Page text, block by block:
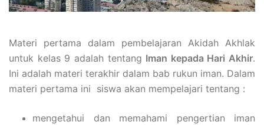
Materi pertama dalam pembelajaran Akidah Akhlak
untuk kelas 9 adalah tentang Iman kepada Hari Akhir.
Ini adalah materi terakhir dalam bab rukun iman. Dalam
materi pertama ini siswa akan mempelajari tentang :
mengetahui dan memahami pengertian iman